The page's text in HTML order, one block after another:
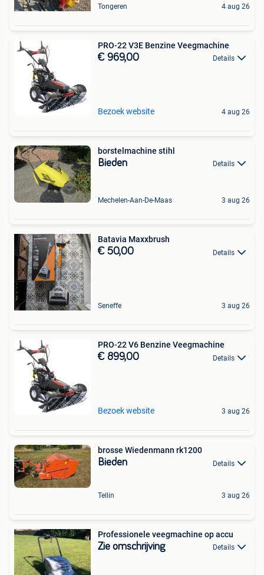
Tongeren 4 aug 26
PRO-22 V3E Benzine Veegmachine
€ 969,00 Details
Bezoek website 4 aug 26
borstelmachine stihl
Bieden Details
Mechelen-Aan-De-Maas 3 aug 26
Batavia Maxxbrush
€ 50,00 Details
Seneffe 3 aug 26
PRO-22 V6 Benzine Veegmachine
€ 899,00 Details
Bezoek website 3 aug 26
brosse Wiedenmann rk1200
Bieden Details
Tellin 3 aug 26
Professionele veegmachine op accu
Zie omschrijving Details